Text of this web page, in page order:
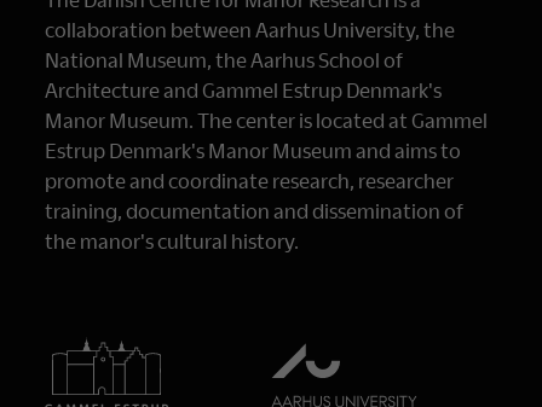
collaboration between Aarhus University, the
National Museum, the Aarhus School of
Architecture and Gammel Estrup Denmark's
Manor Museum. The center is located at Gammel
Estrup Denmark's Manor Museum and aims to
promote and coordinate research, researcher
training, documentation and dissemination of
the manor's cultural history.